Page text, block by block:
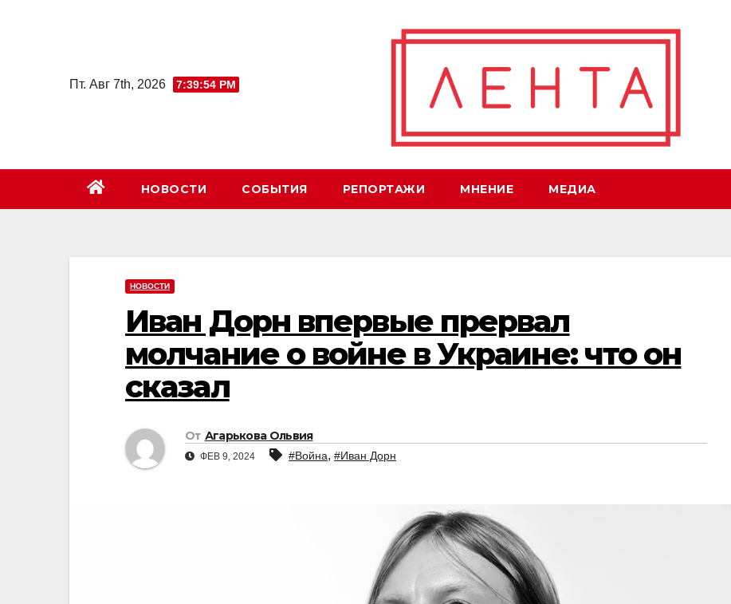
Пт. Авг 7th, 2026
7:39:55 PM
НОВОСТИ СОБЫТИЯ РЕПОРТАЖИ МНЕНИЕ МЕДИА
НОВОСТИ
Иван Дорн впервые прервал
молчание о войне в Украине: что он
сказал
От Агарькова Ольвия
ФЕВ 9, 2024 #Война, #Иван Дорн